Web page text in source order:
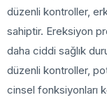
düzenli kontroller,
sahiptir. Ereksiyon
daha ciddi sağlık
düzenli kontroller,
cinsel fonksiyonları